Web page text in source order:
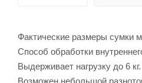
Фактические размеры сумки
Способ обработки
Выдерживает нагрузку до 6 кг.
Возможен небольшой